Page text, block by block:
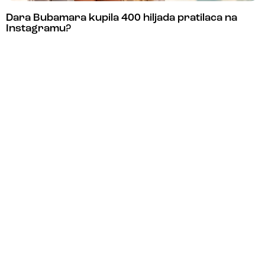
Dara Bubamara kupila 400 hiljada pratilaca na
Instagramu?